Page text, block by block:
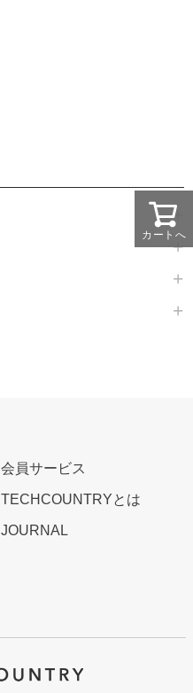
カートへ
会員サービス
TECHCOUNTRYとは
JOURNAL